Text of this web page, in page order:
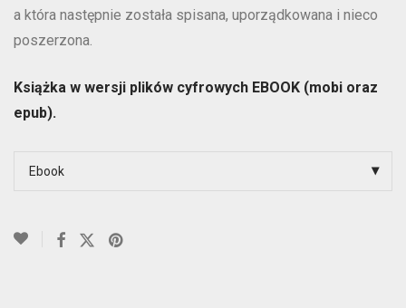
a która następnie została spisana, uporządkowana i nieco
poszerzona.
Książka w wersji plików cyfrowych EBOOK (mobi oraz
epub).
Ebook